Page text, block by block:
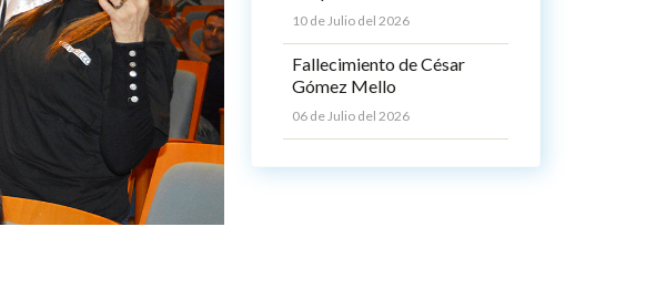
10 de Julio del 2026
Fallecimiento de César
Gómez Mello
06 de Julio del 2026